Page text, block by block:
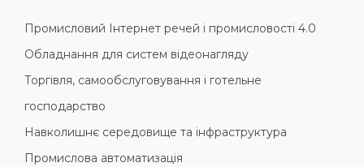
Промисловий Інтернет речей і промисловості 4.0
Обладнання для систем відеонагляду
Торгівля, самообслуговування і готельне
господарство
Навколишнє середовище та інфраструктура
Промислова автоматизація